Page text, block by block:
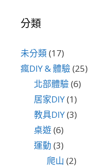
分類
未分類(17)
瘋DIY & 體驗(25)
北部體驗(6)
居家DIY(1)
教具DIY(3)
桌遊(6)
運動 (3)
爬山 (2)